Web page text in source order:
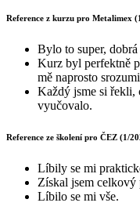
Reference z kurzu pro Metalimex
Bylo to super,
Kurz byl perfektně
mě naprosto
Každý jsme si řekli,
vyučovalo.
Reference ze školení pro ČEZ (1/
Líbily se mi
Získal jsem
Líbilo se mi vše.